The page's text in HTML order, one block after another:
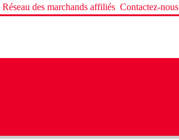
Réseau des marchands affiliés Contactez-nous